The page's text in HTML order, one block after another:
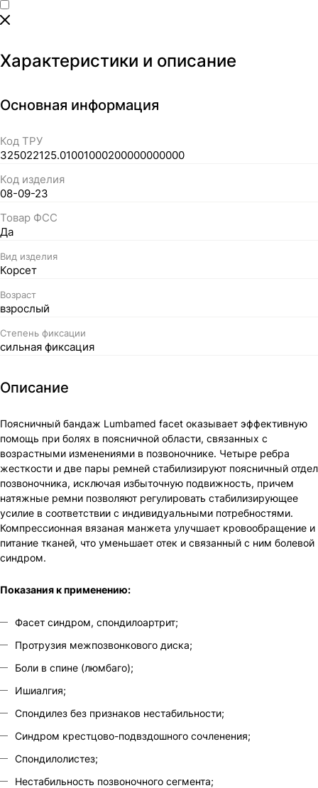
Характеристики и описание
Основная информация
Код ТРУ
325022125.01001000200000000000
Код изделия
08-09-23
Товар ФСС
Да
Вид изделия
Корсет
Возраст
взрослый
Степень фиксации
сильная фиксация
Описание
Поясничный бандаж Lumbamed facet оказывает эффективную
помощь при болях в поясничной области, связанных с
возрастными изменениями в позвоночнике. Четыре ребра
жесткости и две пары ремней стабилизируют поясничный отдел
позвоночника, исключая избыточную подвижность, причем
натяжные ремни позволяют регулировать стабилизирующее
усилие в соответствии с индивидуальными потребностями.
Компрессионная вязаная манжета улучшает кровообращение и
питание тканей, что уменьшает отек и связанный с ним болевой
синдром.
Показания к применению:
Фасет синдром, спондилоартрит;
Протрузия межпозвонкового диска;
Боли в спине (люмбаго);
Ишиалгия;
Спондилез без признаков нестабильности;
Синдром крестцово-подвздошного сочленения;
Спондилолистез;
Нестабильность позвоночного сегмента;